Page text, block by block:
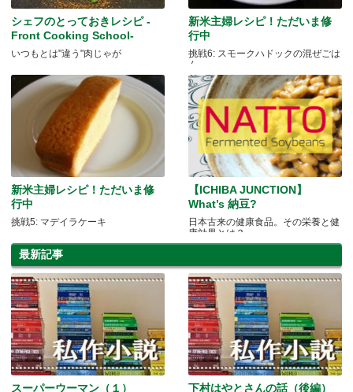
シェフのとっておきレシピ -
Front Cooking School-
いつもとは"違う"肉じゃが
新米主婦レシピ！ただいま修
行中
挑戦6: スモークハドックの混ぜごは
ん
新米主婦レシピ！ただいま修
行中
挑戦5: マデイラケーキ
【ICHIBA JUNCTION】
What’s 納豆?
日本古来の健康食品。その栄養と健
康効果とは？
最新記事
スーパーウーマン（１） 下村はやとさんの話（後編）